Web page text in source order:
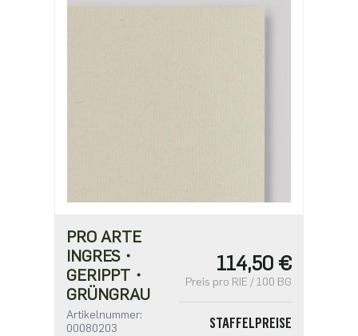
PRO ARTE
INGRES・
GERIPPT・
GRÜNGRAU
Artikelnummer:
00080203
114,50 €
Preis pro RIE / 100 BG
STAFFELPREISE